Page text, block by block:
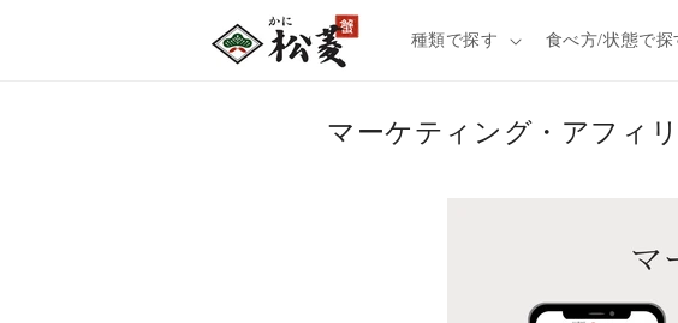
種類で探す 食べ方/状態で探
マーケティング・アフィ